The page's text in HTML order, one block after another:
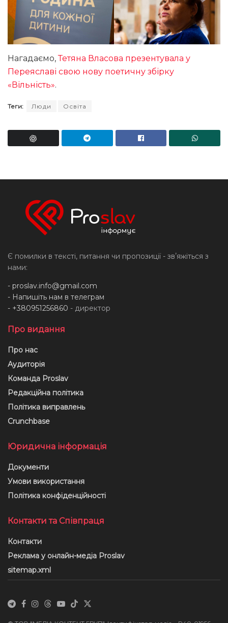
Нагадаємо,Тетяна Власова презентувала у
Переяславі свою нову поетичну збірку
«Вільність».
Теги: Люди Освіта
Є помилки в тексті, питання чи пропозиції - звʼяжіться з
нами:
- proslav.info@gmail.com
- Напишіть нам в телеграм
- +380951256860 - директор
Про видання
Про нас
Аудиторія
Команда Proslav
Редакційна політика
Політика виправлень
Crunchbase
Юридична інформація
Документи
Умови використання
Політика конфіденційності
Контакти та Співпраця
Контакти
Реклама у онлайн-медіа Proslav
sitemap.xml